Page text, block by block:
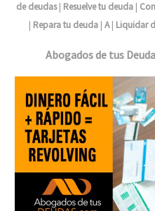
de deudas| Resuelve tu deuda|
| Repara tu deuda| A| Liquidar
Abogados de tus